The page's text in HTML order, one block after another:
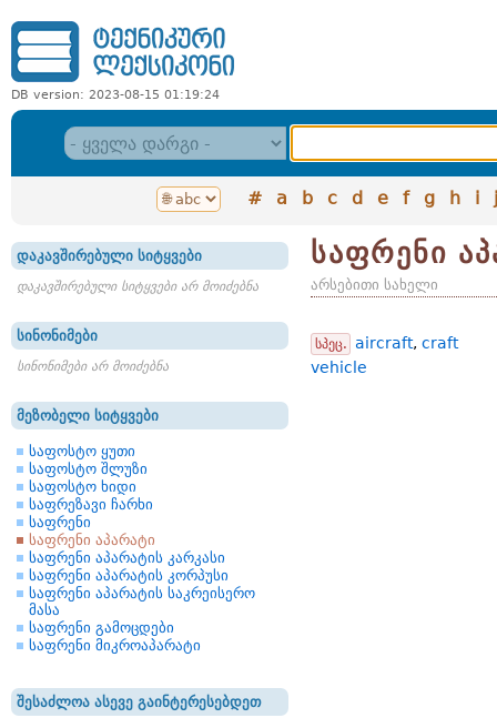
DB version: 2023-08-15 01:19:24
# a b c d e f g h i j
დაკავშირებული სიტყვები
დაკავშირებული სიტყვები არ მოიძებნა
სინონიმები
სინონიმები არ მოიძებნა
მეზობელი სიტყვები
საფოსტო ყუთი
საფოსტო შლუზი
საფოსტო ხიდი
საფრეზავი ჩარხი
საფრენი
საფრენი აპარატი
საფრენი აპარატის კარკასი
საფრენი აპარატის კორპუსი
საფრენი აპარატის საკრეისერო
მასა
საფრენი გამოცდები
საფრენი მიკროაპარატი
შესაძლოა ასევე გაინტერესებდეთ
საფრენი
არსებითი სახელი
სპეც. aircraft, craft
vehicle